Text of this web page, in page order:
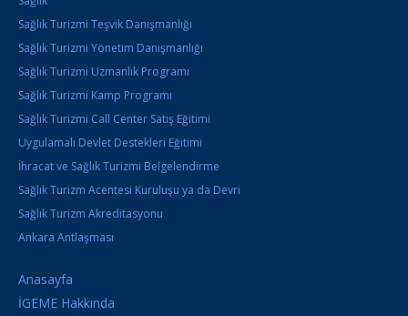
Sağlık Turizmi Teşvik Danışmanlığı
Sağlık Turizmi Yönetim Danışmanlığı
Sağlık Turizmi Uzmanlık Programı
Sağlık Turizmi Kamp Programı
Sağlık Turizmi Call Center Satış Eğitimi
Uygulamalı Devlet Destekleri Eğitimi
İhracat ve Sağlık Turizmi Belgelendirme
Sağlık Turizm Acentesi Kuruluşu ya da Devri
Sağlık Turizm Akreditasyonu
Ankara Antlaşması
Anasayfa
İGEME Hakkında